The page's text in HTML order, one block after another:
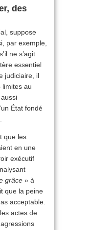
des
suppose
par exemple,
ne s’agit
essentiel
judiciaire, il
limites au
État fondé
que les
en une
exécutif
grâce » à
que la peine
acceptable.
actes de